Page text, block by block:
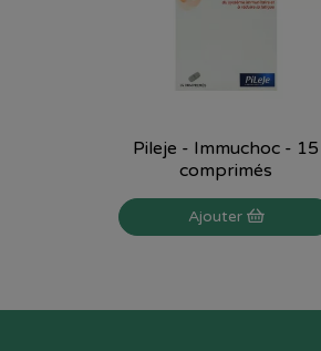
Pileje - Immuchoc - 15
comprimés
Ajouter